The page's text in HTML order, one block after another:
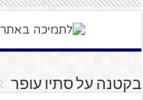
בקטנה על סתיו עופר